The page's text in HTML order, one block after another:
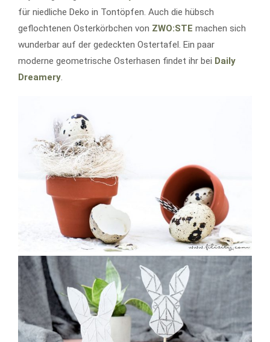
für niedliche Deko in Tontöpfen. Auch die hübsch
geflochtenen Osterkörbchen von ZWO:STE machen sich
wunderbar auf der gedeckten Ostertafel. Ein paar
moderne geometrische Osterhasen findet ihr bei Daily
Dreamery.